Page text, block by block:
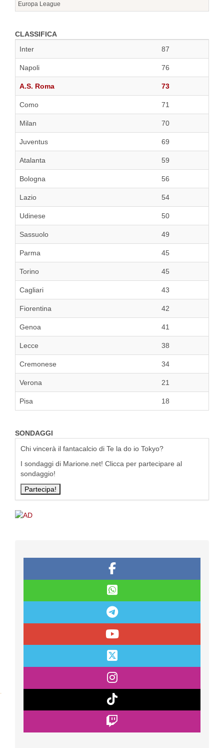
Europa League
CLASSIFICA
Inter
87
Napoli 76
A.S. Roma 73
Como 71
Milan 70
Juventus 69
Atalanta 59
Bologna 56
Lazio 54
Udinese 50
Sassuolo 49
Parma 45
Torino 45
Cagliari 43
Fiorentina 42
Genoa 41
Lecce 38
Cremonese 34
Verona 21
Pisa 18
SONDAGGI
Chi vincerà il fantacalcio di Te la do io Tokyo?
I sondaggi di Marione.net! Clicca per partecipare al
sondaggio!